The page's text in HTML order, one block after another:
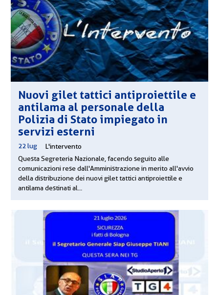
Nuovi gilet tattici antiproiettile e
antilama al personale della
Polizia di Stato impiegato in
servizi esterni
22 lug
L'intervento
Questa Segreteria Nazionale, facendo seguito alle
comunicazioni rese dall'Amministrazione in merito all'avvio
della distribuzione dei nuovi gilet tattici antiproiettile e
antilama destinati al...